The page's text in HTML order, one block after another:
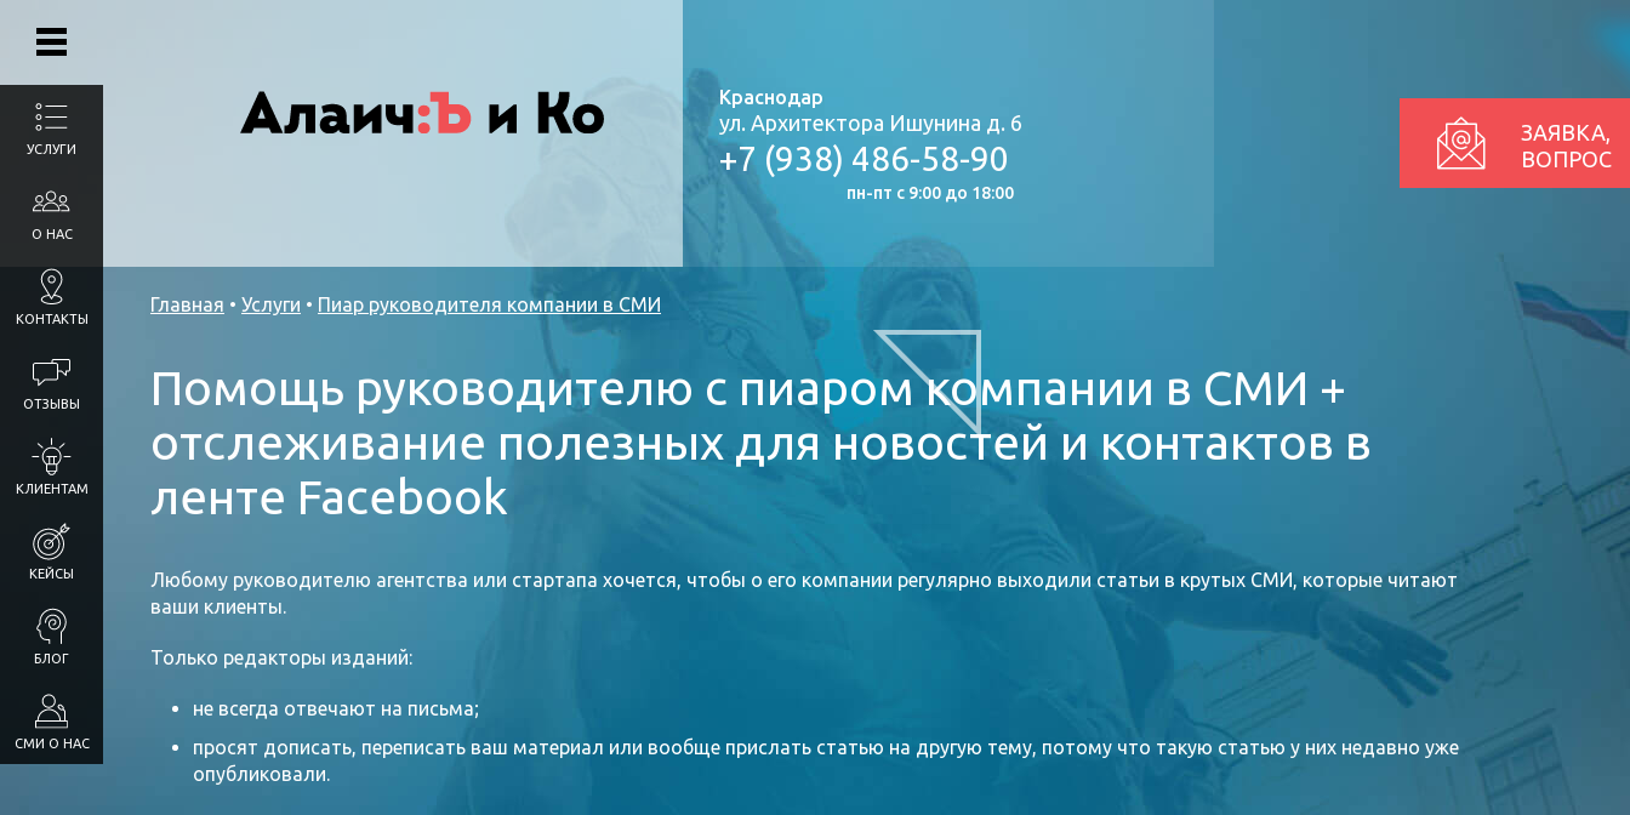
УСЛУГИ
О НАС
КОНТАКТЫ
ОТЗЫВЫ
КЛИЕНТАМ
КЕЙСЫ
БЛОГ
СМИ О НАС
Краснодар
ул. Архитектора Ишунина д. 6
+7 (938) 486-58-90
пн-пт с 9:00 до 18:00
ЗАЯВКА,
ВОПРОС
Главная • Услуги • Пиар руководителя компании в СМИ
Помощь руководителю с пиаром компании в СМИ +
отслеживание полезных для новостей и контактов в
ленте Facebook
Любому руководителю агентства или стартапа хочется, чтобы о его компании регулярно выходили статьи в крутых СМИ, которые читают
ваши клиенты.
Только редакторы изданий:
не всегда отвечают на письма;
просят дописать, переписать ваш материал или вообще прислать статью на другую тему, потому что такую статью у них недавно уже
опубликовали.